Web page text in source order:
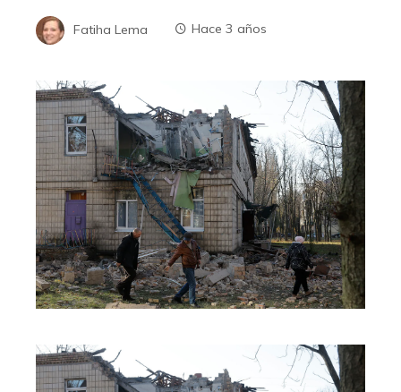
Fatiha Lema Hace 3 años